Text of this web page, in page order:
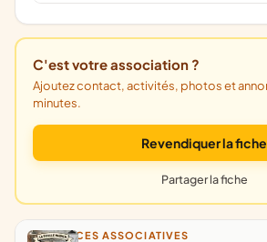
C'est votre association ?
Ajoutez contact, activités, photos et annonces. Gratuit, en 5
minutes.
Revendiquer la fiche
Partager la fiche
ANNONCES ASSOCIATIVES